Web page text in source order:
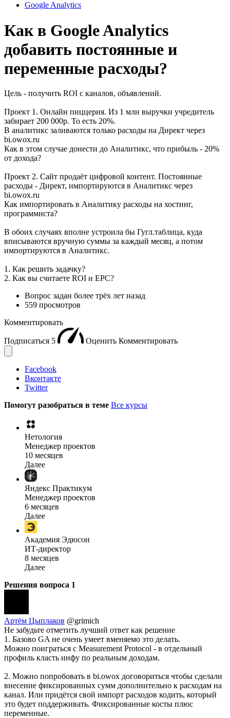
Google Analytics
Как в Google Analytics
добавить постоянные и
переменные расходы?
Цель - получить ROI с каналов, объявлений.
Проект 1. Онлайн пиццерия. Из 1 млн выручки учредитель
забирает 200 000р. То есть 20%.
В аналитикс заливаются только расходы на Директ через
bi.owox.ru
Как в этом случае донести до Аналитикс, что прибыль - 20%
от дохода?
Проект 2. Сайт продаёт цифровой контент. Постоянные
расходы - Директ, импортируются в Аналитикс через
bi.owox.ru
Как импортировать в Аналитику расходы на хостинг,
программиста?
В обоих случаях вполне устроила бы Гугл.таблица, куда
вписываются вручную суммы за каждый месяц, а потом
импортируются в Аналитикс.
1. Как решить задачку?
2. Как вы считаете ROI и EPC?
Вопрос задан более трёх лет назад
559 просмотров
Комментировать
Подписаться 5 Оценить Комментировать
Facebook
Вконтакте
Twitter
Помогут разобраться в теме Все курсы
Нетология
Менеджер проектов
10 месяцев
Далее
Яндекс Практикум
Менеджер проектов
6 месяцев
Далее
Академия Эдюсон
ИТ-директор
8 месяцев
Далее
Решения вопроса 1
Артём Цыплаков @grimich
Не забудьте отметить лучший ответ как решение
1. Базово GA не очень умеет вменяемо это делать.
Можно поиграться с Measurement Protocol - в отдельный
профиль класть инфу по реальным доходам.
2. Можно попробовать в bi.owox договориться чтобы сделали
внесение фиксированных сумм дополнительно к расходам на
канал. Или придётся свой импорт расходов кодить, который
это будет поддерживать. Фиксированные косты плюс
переменные.